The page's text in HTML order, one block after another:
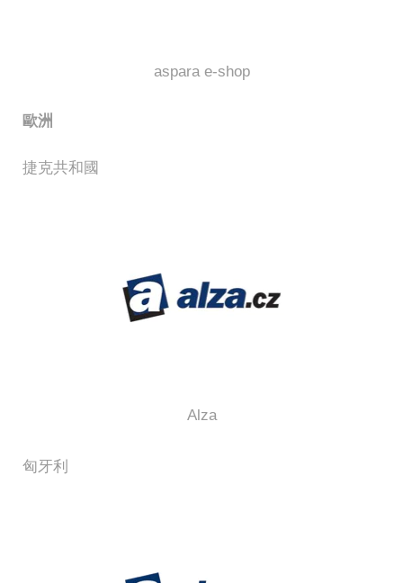
aspara e-shop
歐洲
捷克共和國
Alza
匈牙利